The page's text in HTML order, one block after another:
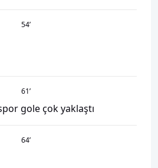
54’
61’
gole çok yaklaştı
64’